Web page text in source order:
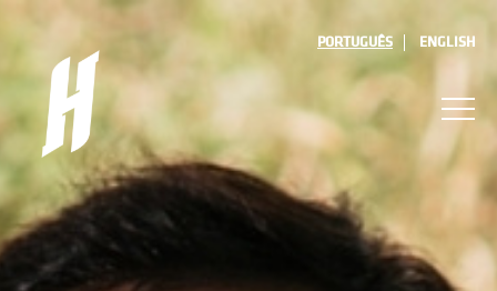
PORTUGUÊS ENGLISH